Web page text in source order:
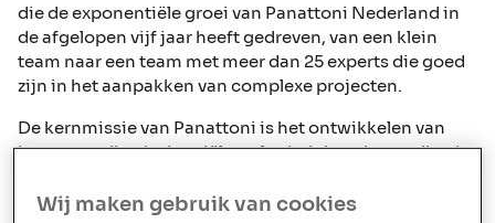
die de exponentiële groei van Panattoni Nederland in
de afgelopen vijf jaar heeft gedreven, van een klein
team naar een team met meer dan 25 experts die goed
zijn in het aanpakken van complexe projecten.
De kernmissie van Panattoni is het ontwikkelen van
hoogwaardige industriële en logistieke ruimtes die niet
eindgebruikers voldoen, maar deze zelfs overtreffen.
Wij maken gebruik van cookies